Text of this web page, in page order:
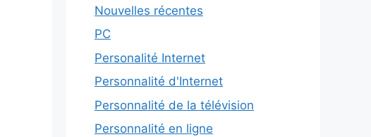
Nouvelles récentes
PC
Personalité Internet
Personnalité d'Internet
Personnalité de la télévision
Personnalité en ligne